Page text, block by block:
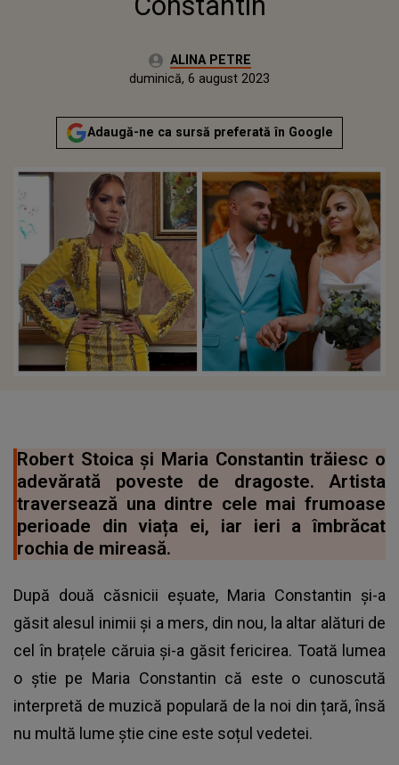
Autor:ALINA PETRE
Publicat:
duminică, 6 august 2023
Adaugă-ne ca sursă preferată în Google
Robert Stoica și Maria Constantin trăiesc o
adevărată poveste de dragoste. Artista
traversează una dintre cele mai frumoase
perioade din viața ei, iar ieri a îmbrăcat
rochia de mireasă.
După două căsnicii eșuate, Maria Constantin și-a
găsit alesul inimii și a mers, din nou, la altar alături de
cel în brațele căruia și-a găsit fericirea. Toată lumea
o știe pe Maria Constantin că este o cunoscută
interpretă de muzică populară de la noi din țară, însă
nu multă lume știe cine este soțul vedetei.